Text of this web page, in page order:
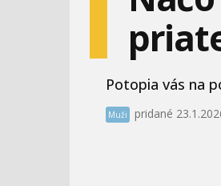
Potopia vás na
Muži pridané